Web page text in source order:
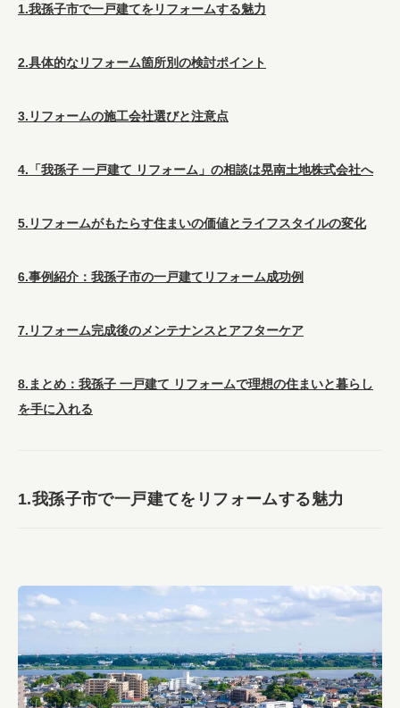
1.我孫子市で一戸建てをリフォームする魅力
2.具体的なリフォーム箇所別の検討ポイント
3.リフォームの施工会社選びと注意点
4.「我孫子 一戸建て リフォーム」の相談は晃南土地株式会社へ
5.リフォームがもたらす住まいの価値とライフスタイルの変化
6.事例紹介：我孫子市の一戸建てリフォーム成功例
7.リフォーム完成後のメンテナンスとアフターケア
8.まとめ：我孫子 一戸建て リフォームで理想の住まいと暮らし
を手に入れる
1.我孫子市で一戸建てをリフォームする魅力